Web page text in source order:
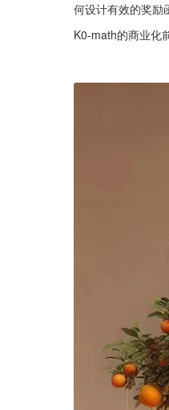
何设计有效的奖励
K0-math的商业化